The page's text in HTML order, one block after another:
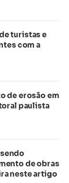
turistas e
com a
de erosão em
paulista
de obras
neste artigo